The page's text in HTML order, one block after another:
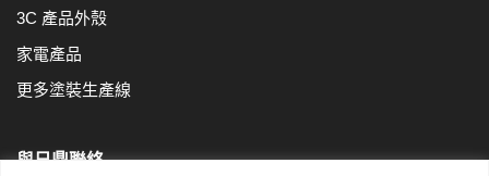
3C 產品外殼
家電產品
更多塗裝生產線
與日鼎聯絡